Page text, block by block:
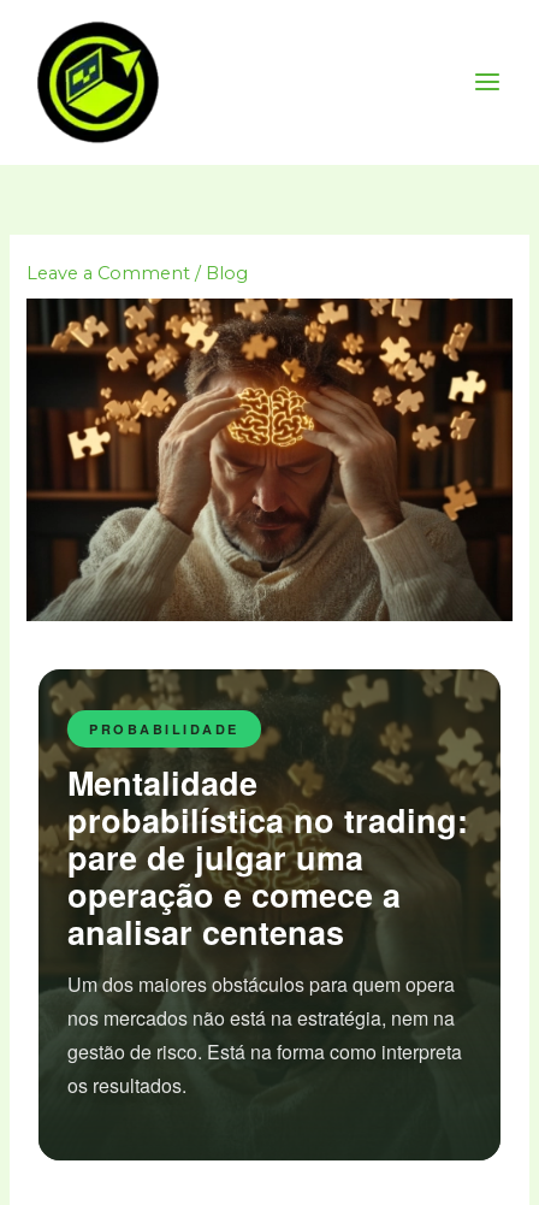
content
Leave a Comment / Blog
PROBABILIDADE
Mentalidade
probabilística no trading:
pare de julgar uma
operação e comece a
analisar centenas
Um dos maiores obstáculos para quem opera
nos mercados não está na estratégia, nem na
gestão de risco. Está na forma como interpreta
os resultados.